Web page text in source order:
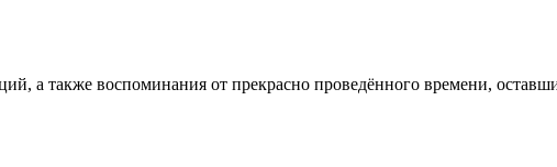
а также воспоминания от прекрасно проведённого времени,